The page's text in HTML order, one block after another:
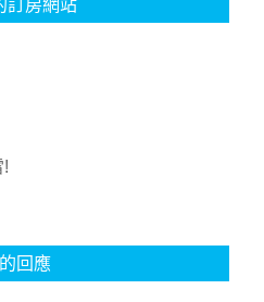
!
回應